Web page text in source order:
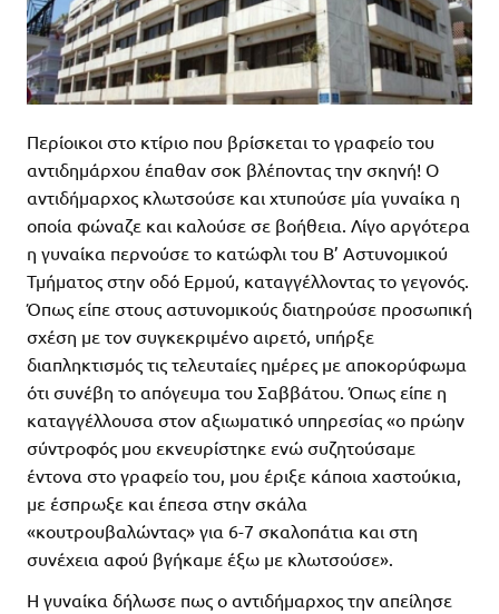
Περίοικοι στο κτίριο που βρίσκεται το γραφείο του
αντιδημάρχου έπαθαν σοκ βλέποντας την σκηνή! Ο
αντιδήμαρχος κλωτσούσε και χτυπούσε μία γυναίκα η
οποία φώναζε και καλούσε σε βοήθεια. Λίγο αργότερα
η γυναίκα περνούσε το κατώφλι του Β’ Αστυνομικού
Τμήματος στην οδό Ερμού, καταγγέλλοντας το γεγονός.
Όπως είπε στους αστυνομικούς διατηρούσε προσωπική
σχέση με τον συγκεκριμένο αιρετό, υπήρξε
διαπληκτισμός τις τελευταίες ημέρες με αποκορύφωμα
ότι συνέβη το απόγευμα του Σαββάτου. Όπως είπε η
καταγγέλλουσα στον αξιωματικό υπηρεσίας «ο πρώην
σύντροφός μου εκνευρίστηκε ενώ συζητούσαμε
έντονα στο γραφείο του, μου έριξε κάποια χαστούκια,
με έσπρωξε και έπεσα στην σκάλα
«κουτρουβαλώντας» για 6-7 σκαλοπάτια και στη
συνέχεια αφού βγήκαμε έξω με κλωτσούσε».
Η γυναίκα δήλωσε πως ο αντιδήμαρχος την απείλησε